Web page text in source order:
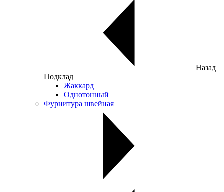
Назад
Подклад
Жаккард
Однотонный
Фурнитура швейная